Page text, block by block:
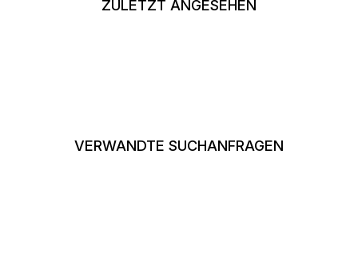
ZULETZT ANGESEHEN
VERWANDTE SUCHANFRAGEN